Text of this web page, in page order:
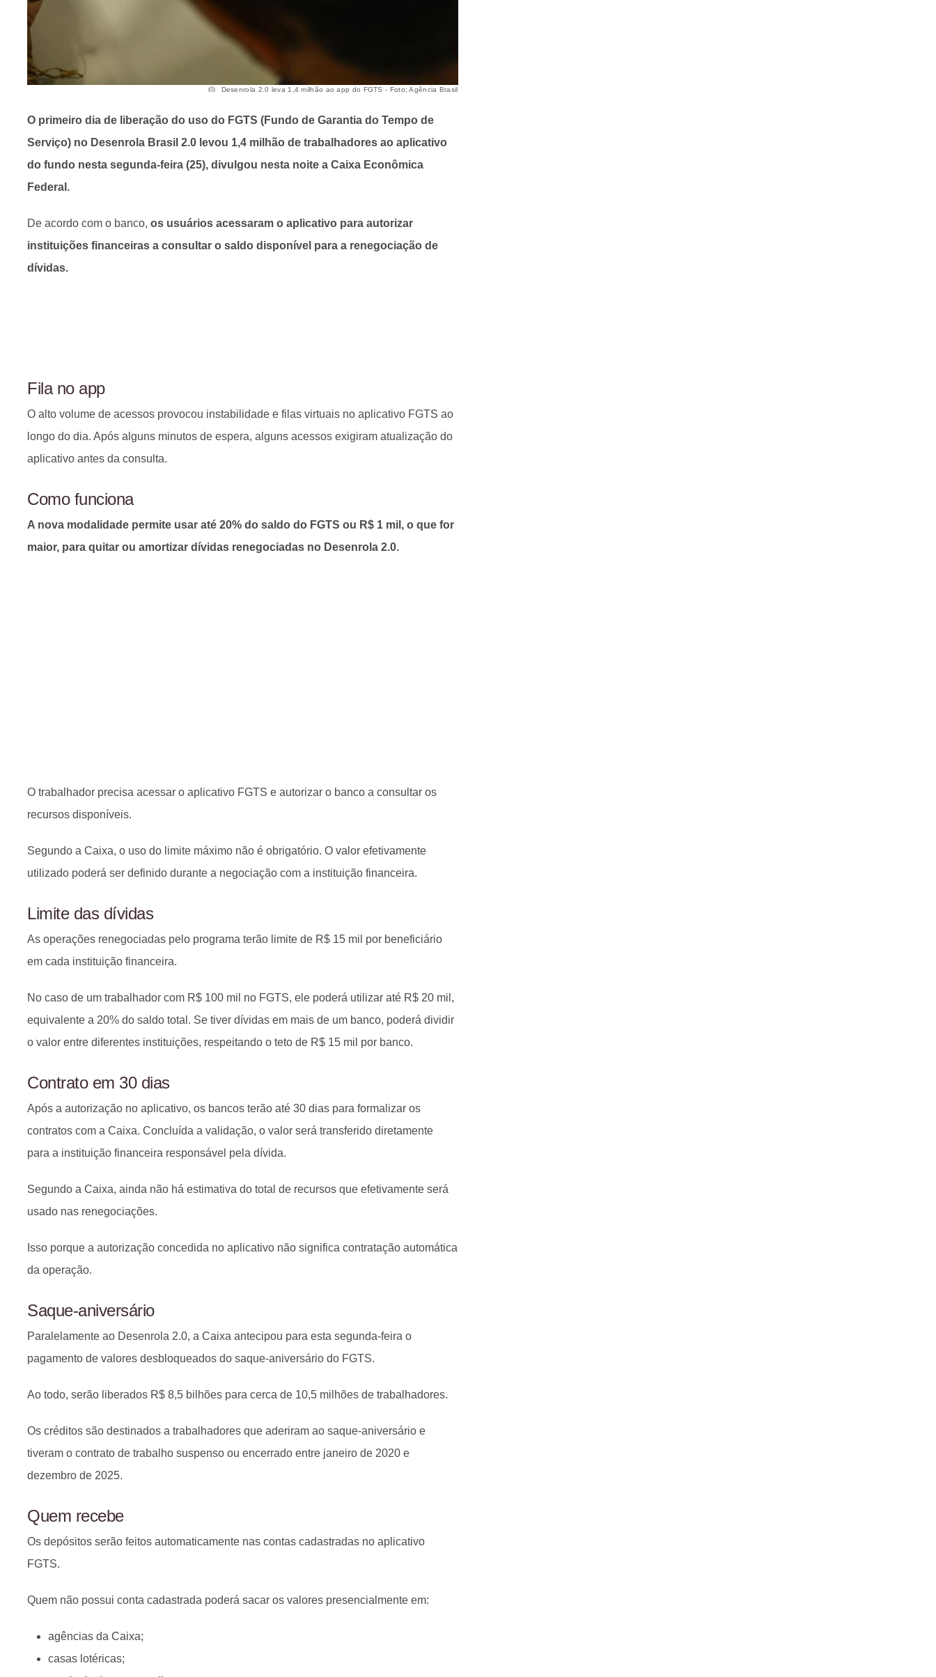
Desenrola 2.0 leva 1,4 milhão ao app do FGTS - Foto: Agência Brasil
O primeiro dia de liberação do uso do FGTS (Fundo de Garantia do Tempo de
Serviço) no Desenrola Brasil 2.0 levou 1,4 milhão de trabalhadores ao aplicativo
do fundo nesta segunda-feira (25), divulgou nesta noite a Caixa Econômica
Federal.
De acordo com o banco, os usuários acessaram o aplicativo para autorizar
instituições financeiras a consultar o saldo disponível para a renegociação de
dívidas.
Fila no app
O alto volume de acessos provocou instabilidade e filas virtuais no aplicativo FGTS ao
longo do dia. Após alguns minutos de espera, alguns acessos exigiram atualização do
aplicativo antes da consulta.
Como funciona
A nova modalidade permite usar até 20% do saldo do FGTS ou R$ 1 mil, o que for
maior, para quitar ou amortizar dívidas renegociadas no Desenrola 2.0.
O trabalhador precisa acessar o aplicativo FGTS e autorizar o banco a consultar os
recursos disponíveis.
Segundo a Caixa, o uso do limite máximo não é obrigatório. O valor efetivamente
utilizado poderá ser definido durante a negociação com a instituição financeira.
Limite das dívidas
As operações renegociadas pelo programa terão limite de R$ 15 mil por beneficiário
em cada instituição financeira.
No caso de um trabalhador com R$ 100 mil no FGTS, ele poderá utilizar até R$ 20 mil,
equivalente a 20% do saldo total. Se tiver dívidas em mais de um banco, poderá dividir
o valor entre diferentes instituições, respeitando o teto de R$ 15 mil por banco.
Contrato em 30 dias
Após a autorização no aplicativo, os bancos terão até 30 dias para formalizar os
contratos com a Caixa. Concluída a validação, o valor será transferido diretamente
para a instituição financeira responsável pela dívida.
Segundo a Caixa, ainda não há estimativa do total de recursos que efetivamente será
usado nas renegociações.
Isso porque a autorização concedida no aplicativo não significa contratação automática
da operação.
Saque-aniversário
Paralelamente ao Desenrola 2.0, a Caixa antecipou para esta segunda-feira o
pagamento de valores desbloqueados do saque-aniversário do FGTS.
Ao todo, serão liberados R$ 8,5 bilhões para cerca de 10,5 milhões de trabalhadores.
Os créditos são destinados a trabalhadores que aderiram ao saque-aniversário e
tiveram o contrato de trabalho suspenso ou encerrado entre janeiro de 2020 e
dezembro de 2025.
Quem recebe
Os depósitos serão feitos automaticamente nas contas cadastradas no aplicativo
FGTS.
Quem não possui conta cadastrada poderá sacar os valores presencialmente em:
agências da Caixa;
casas lotéricas;